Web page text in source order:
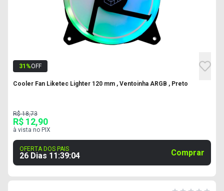
31 %OFF
Cooler Fan Liketec Lighter 120 mm , Ventoinha ARGB , Preto
R$ 18,73
R$ 12,90
à vista no PIX
OFERTA DOS PAIS
26 Dias 11:39:03 Comprar